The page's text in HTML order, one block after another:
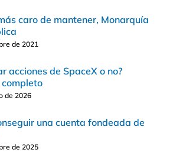
caro de mantener, Monarquía
de 2021
acciones de SpaceX o no?
de 2026
una cuenta fondeada de
de 2025